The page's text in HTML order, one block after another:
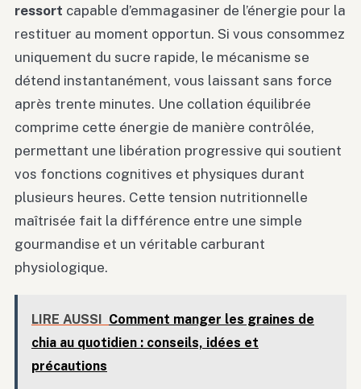
ressort capable d’emmagasiner de l’énergie pour la
restituer au moment opportun. Si vous consommez
uniquement du sucre rapide, le mécanisme se
détend instantanément, vous laissant sans force
après trente minutes. Une collation équilibrée
comprime cette énergie de manière contrôlée,
permettant une libération progressive qui soutient
vos fonctions cognitives et physiques durant
plusieurs heures. Cette tension nutritionnelle
maîtrisée fait la différence entre une simple
gourmandise et un véritable carburant
physiologique.
LIRE AUSSI
Comment manger les graines de
chia au quotidien : conseils, idées et
précautions